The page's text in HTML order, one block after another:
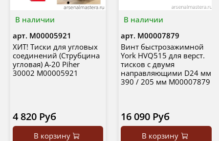
В наличии
арт. М00005921
ХИТ! Тиски для угловых
соединений (Струбцина
угловая) A-20 Piher
30002 М00005921
4 820 Руб
В корзину
В наличии
арт. М00007879
Винт быстрозажимной
York HVQ515 для верст.
тисков с двумя
направляющими D24 мм
390 / 205 мм М00007879
16 090 Руб
В корзину